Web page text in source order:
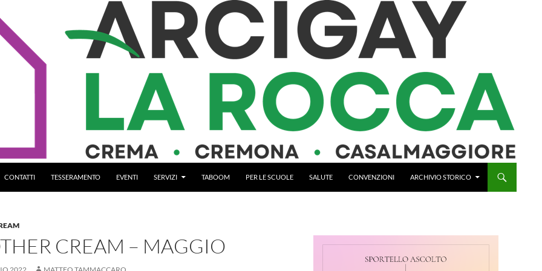
CONTATTI TESSERAMENTO EVENTI SERVIZI TABOOM PER LE SCUOLE SALUTE CONVENZIONI ARCHIVIO STORICO
CREAM – MAGGIO